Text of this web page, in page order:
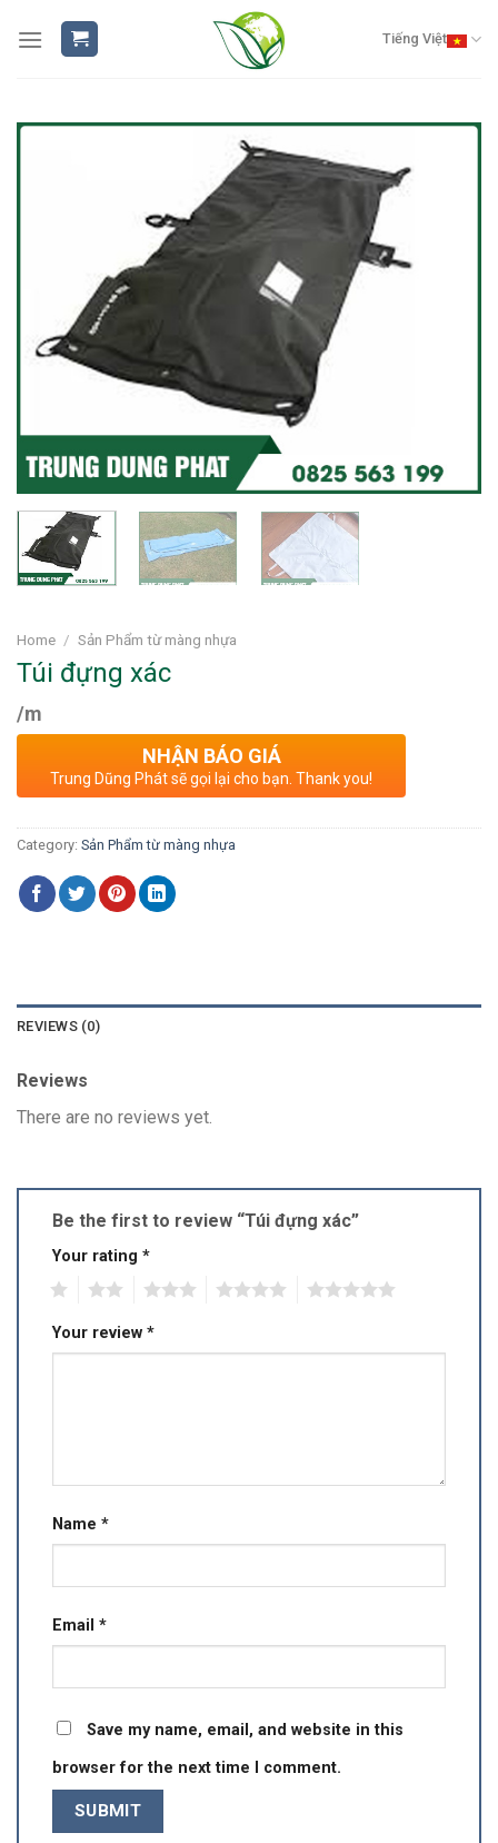
Tiếng Việt
Home / Sản Phẩm từ màng nhựa
Túi đựng xác
/m
NHẬN BÁO GIÁ
Trung Dũng Phát sẽ gọi lại cho bạn. Thank you!
Category: Sản Phẩm từ màng nhựa
REVIEWS (0)
Reviews
There are no reviews yet.
Be the first to review “Túi đựng xác”
Your rating *
Your review *
Name *
Email *
Save my name, email, and website in this
browser for the next time I comment.